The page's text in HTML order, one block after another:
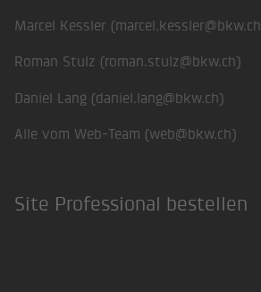
Marcel Kessler (marcel.kessler@bkw.ch
Roman Stulz (roman.stulz@bkw.ch)
Daniel Lang (daniel.lang@bkw.ch)
Alle vom Web-Team (web@bkw.ch)
Site Professional bestellen